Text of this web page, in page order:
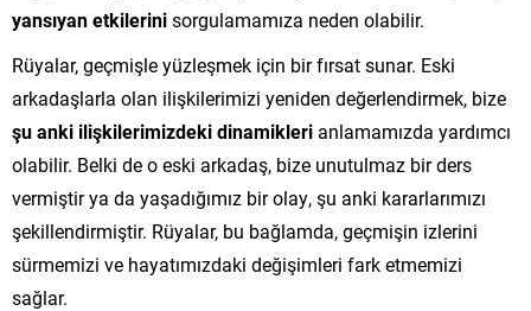
yansıyan etkilerinisorgulamamıza neden olabilir.
Rüyalar, geçmişle yüzleşmek için bir fırsat sunar. Eski
arkadaşlarla olan ilişkilerimizi yeniden değerlendirmek, bize
şu anki ilişkilerimizdeki dinamikleri anlamamızda yardımcı
olabilir. Belki de o eski arkadaş, bize unutulmaz bir ders
vermiştir ya da yaşadığımız bir olay, şu anki kararlarımızı
şekillendirmiştir. Rüyalar, bu bağlamda, geçmişin izlerini
sürmemizi ve hayatımızdaki değişimleri fark etmemizi
sağlar.